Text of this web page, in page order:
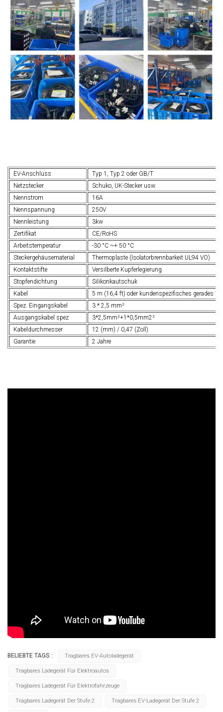
EV-Anschluss
Typ 1, Typ 2 oder GB/T
Netzstecker
Schuko, UK-Stecker usw.
Nennstrom
16A
Nennspannung
250V
Nennleistung
3kw
Zertifikat
CE/RoHS
Arbeitstemperatur
-30 °C ~+ 50 °C
Steckergehäusematerial
Thermoplaste (Isolatorbrennbarkeit UL94 VO)
Kontaktstifte
Versilberte Kupferlegierung
Stopfendichtung
Silikonkautschuk
Kabel
5 m (16,4 ft) oder kundenspezifisches gerades
Spez. Eingangskabel
3 * 2,5 mm²
Ausgangskabel spez
3*2,5mm²+1*0,5mm2²
Kabeldurchmesser
12 (mm) / 0,47 (Zoll)
Garantie
2 Jahre
BELIEBTE TAGS : Tragbares EV-Autoladegerät
Tragbares Ladegerät Für Elektroautos
Tragbares Ladegerät Für Elektrofahrzeuge
Tragbares Ladegerät Der Stufe 2 Tragbares EV-Ladegerät Der Stufe 2